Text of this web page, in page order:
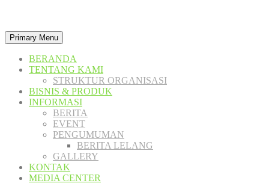
to
content
Primary Menu
BERANDA
TENTANG KAMI
STRUKTUR ORGANISASI
BISNIS & PRODUK
INFORMASI
BERITA
EVENT
PENGUMUMAN
BERITA LELANG
GALLERY
KONTAK
MEDIA CENTER